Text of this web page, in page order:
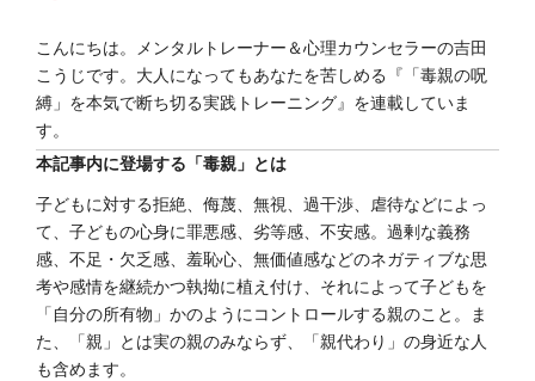
こんにちは。メンタルトレーナー＆心理カウンセラーの吉田
こうじです。大人になってもあなたを苦しめる『「毒親の呪
縛」を本気で断ち切る実践トレーニング』を連載していま
す。
本記事内に登場する「毒親」とは
子どもに対する拒絶、侮蔑、無視、過干渉、虐待などによっ
て、子どもの心身に罪悪感、劣等感、不安感。過剰な義務
感、不足・欠乏感、羞恥心、無価値感などのネガティブな思
考や感情を継続かつ執拗に植え付け、それによって子どもを
「自分の所有物」かのようにコントロールする親のこと。ま
た、「親」とは実の親のみならず、「親代わり」の身近な人
も含めます。